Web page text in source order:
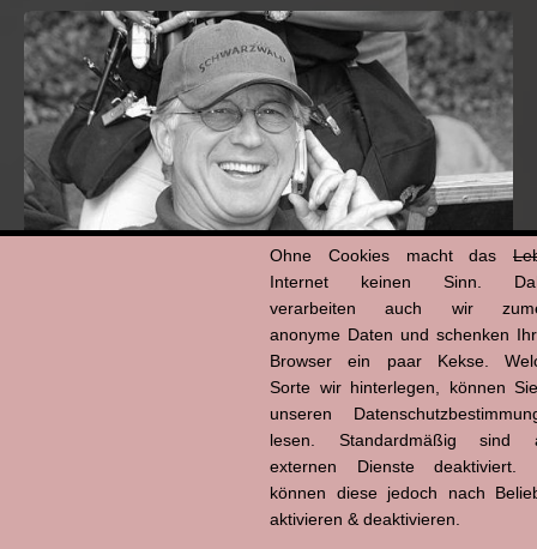
Ohne Cookies macht das
Internet keinen Sinn.
verarbeiten auch wir
anonyme Daten und schenken
Browser ein paar Kekse.
Sorte wir hinterlegen, können
unseren
lesen. Standardmäßig sind
externen Dienste deaktiviert.
können diese jedoch nach
aktivieren & deaktivieren.